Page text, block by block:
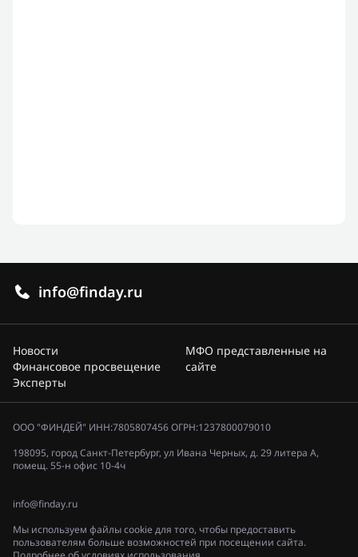
info@finday.ru
Новости
Финансовое просвещение
Эксперты
МФО представленные на
сайте
ООО "ФИНДЕЙ" ИНН:7805807456 ОГРН:1237800079010
198095, город Санкт-Петербург, ул Ивана Черных, д. 29 литера А,
помещ. 55-н офис 10-4ч
info@finday.ru
Мы используем файлы cookie для того, чтобы предоставить
пользователям больше возможностей при посещении сайта.